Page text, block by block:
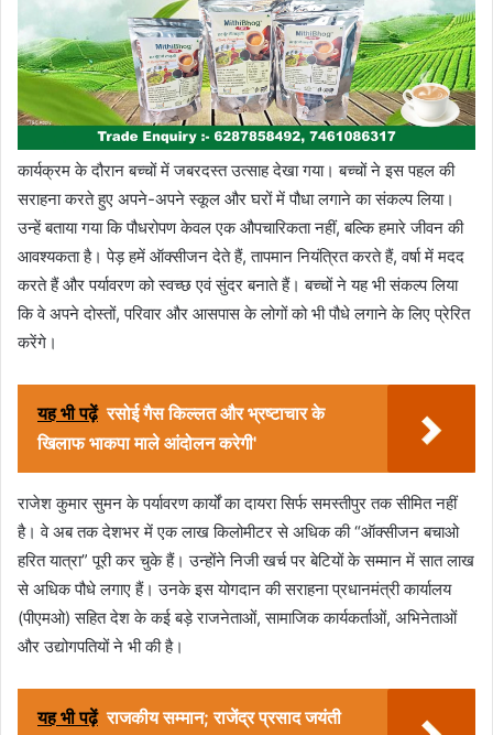
कार्यक्रम के दौरान बच्चों में जबरदस्त उत्साह देखा गया। बच्चों ने इस पहल की
सराहना करते हुए अपने-अपने स्कूल और घरों में पौधा लगाने का संकल्प लिया।
उन्हें बताया गया कि पौधरोपण केवल एक औपचारिकता नहीं, बल्कि हमारे जीवन की
आवश्यकता है। पेड़ हमें ऑक्सीजन देते हैं, तापमान नियंत्रित करते हैं, वर्षा में मदद
करते हैं और पर्यावरण को स्वच्छ एवं सुंदर बनाते हैं। बच्चों ने यह भी संकल्प लिया
कि वे अपने दोस्तों, परिवार और आसपास के लोगों को भी पौधे लगाने के लिए प्रेरित
करेंगे।
यह भी पढ़ें रसोई गैस किल्लत और भ्रष्टाचार के
खिलाफ भाकपा माले आंदोलन करेगी'
राजेश कुमार सुमन के पर्यावरण कार्यों का दायरा सिर्फ समस्तीपुर तक सीमित नहीं
है। वे अब तक देशभर में एक लाख किलोमीटर से अधिक की “ऑक्सीजन बचाओ
हरित यात्रा” पूरी कर चुके हैं। उन्होंने निजी खर्च पर बेटियों के सम्मान में सात लाख
से अधिक पौधे लगाए हैं। उनके इस योगदान की सराहना प्रधानमंत्री कार्यालय
(पीएमओ) सहित देश के कई बड़े राजनेताओं, सामाजिक कार्यकर्ताओं, अभिनेताओं
और उद्योगपतियों ने भी की है।
यह भी पढ़ें राजकीय सम्मान; राजेंद्र प्रसाद जयंती